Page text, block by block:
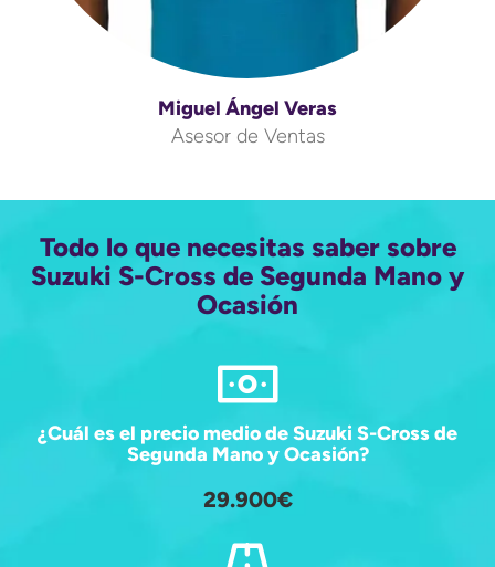
Miguel Ángel Veras
Asesor de Ventas
Todo lo que necesitas saber sobre
Suzuki S-Cross de Segunda Mano y
Ocasión
¿Cuál es el precio medio de Suzuki S-Cross de
Segunda Mano y Ocasión?
29.900€